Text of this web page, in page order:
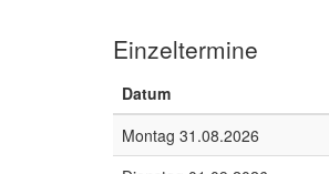
Einzeltermine
Datum
Montag 31.08.2026